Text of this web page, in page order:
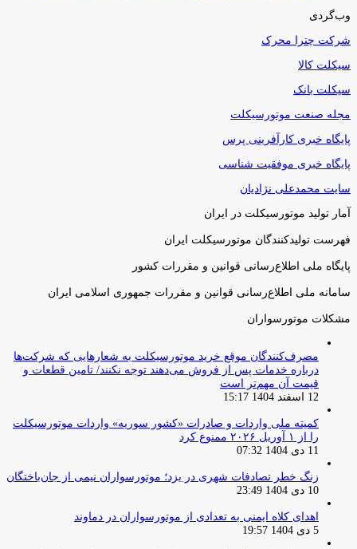
وب‌گردی
شرکت چترا محرک
سیکلت کالا
سیکلت بانک
مجله صنعت موتورسیکلت
پایگاه خبری کارآفرینی پرس
پایگاه خبری موفقیت شناسی
سایت محمدعلی نژادیان
آمار تولید موتورسیکلت در ایران
فهرست تولیدکنندگان موتورسیکلت ایران
پایگاه ملی اطلاع‌رسانی قوانین و مقررات کشور
سامانه ملی اطلاع‌رسانی قوانین و مقررات جمهوری اسلامی ایران
مشکلات موتورسواران
مصرف‌کنندگان موقع خرید موتورسیکلت به شعارهایی که شرکت‌ها
درباره خدمات پس از فروش می‌دهند توجه نکنند/ تامین قطعات و
قیمت آن مهم‌تر است
12 اسفند 1404 15:17
کمیته ملی واردات و صادرات «کشور سوریه» واردات موتورسیکلت
را از ۱ آوریل ۲۰۲۶ ممنوع کرد
11 دی 1404 07:32
زنگ خطر تصادفات شهری در یزد؛ موتورسواران نیمی از جان‌باختگان
10 دی 1404 23:49
اهدای کلاه ایمنی به تعدادی از موتورسواران در دماوند
5 دی 1404 19:57